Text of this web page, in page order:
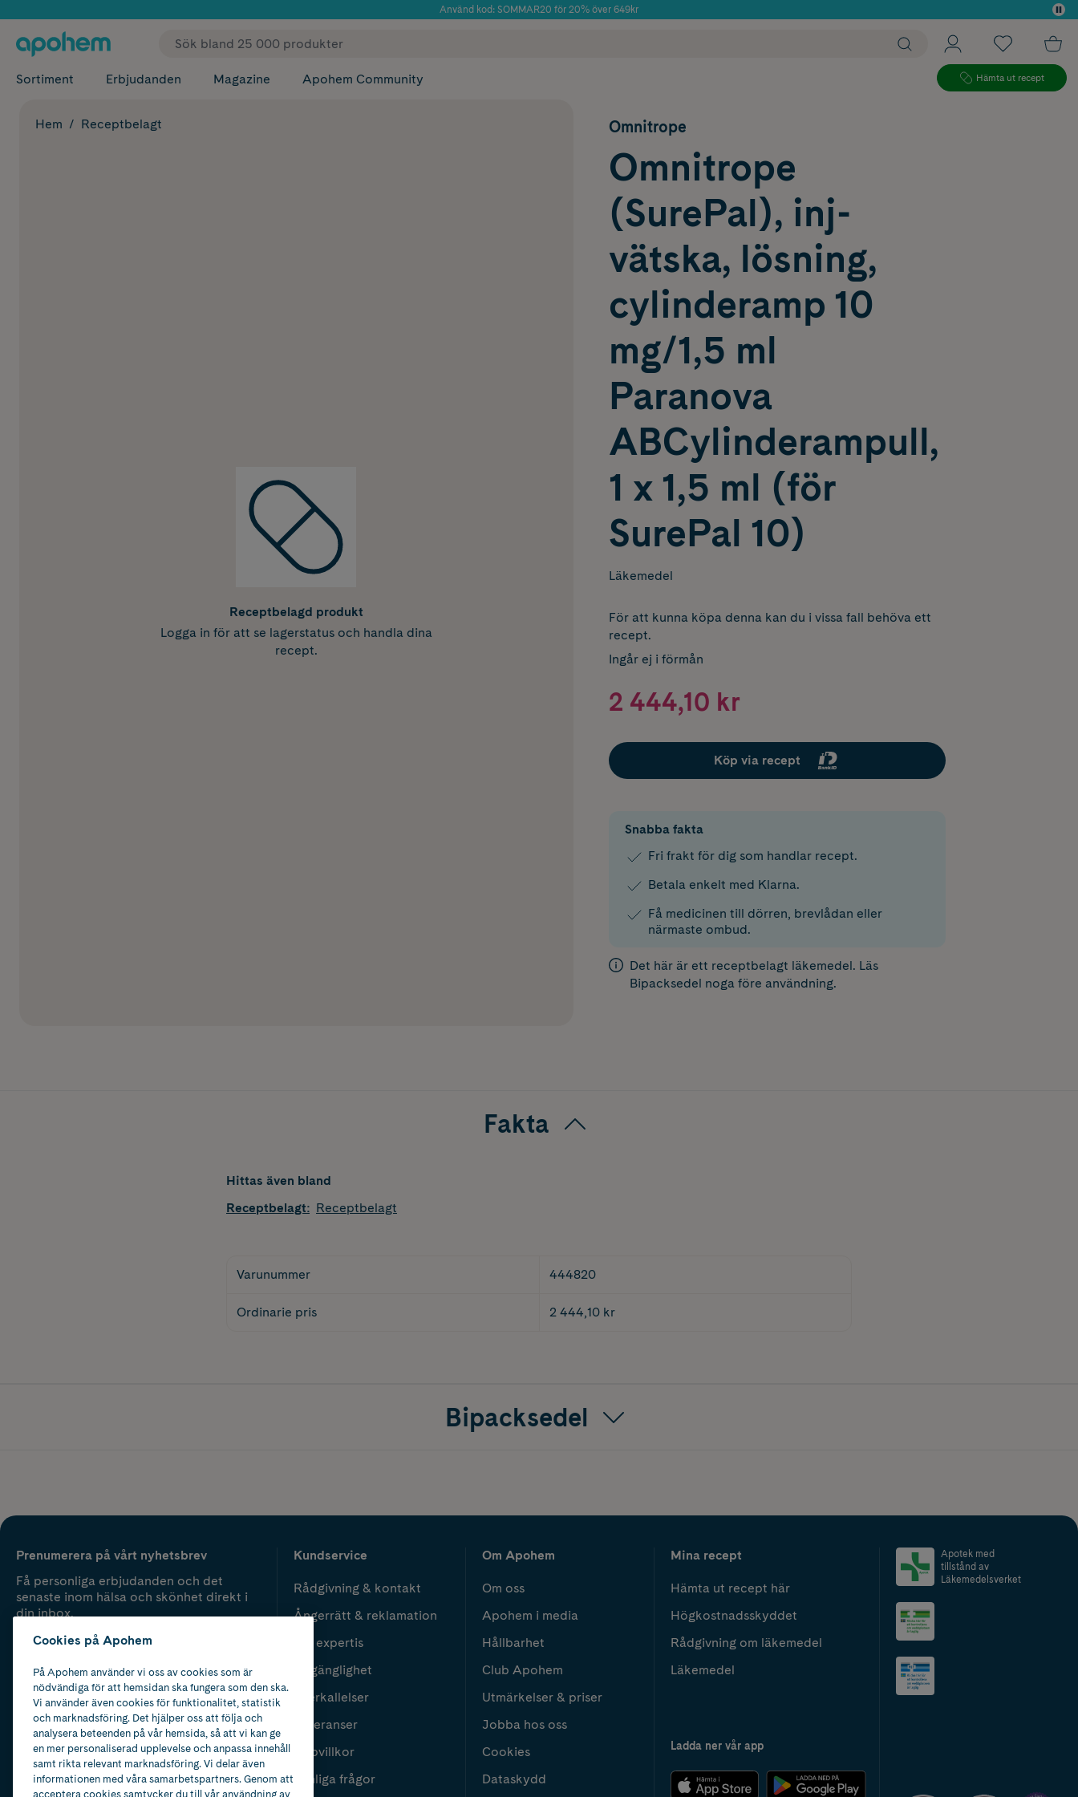
Använd kod: SOMMAR20 för 20% över 649kr
✓ Fri frakt
Sortiment Erbjudanden Magazine Apohem Community Hämta ut recept
Hem Receptbelagt
Receptbelagd produkt
Logga in för att se lagerstatus och handla dina
recept.
Omnitrope
Omnitrope
(SurePal), inj-
vätska, lösning,
cylinderamp 10
mg/1,5 ml
Paranova
ABCylinderampull,
1 x 1,5 ml (för
SurePal 10)
Läkemedel
För att kunna köpa denna kan du i vissa fall behöva ett
recept.
Ingår ej i förmån
2 444,10 kr
Köp via recept
Snabba fakta
Fri frakt för dig som handlar recept.
Betala enkelt med Klarna.
Få medicinen till dörren, brevlådan eller
närmaste ombud.
Det här är ett receptbelagt läkemedel. Läs
Bipacksedel noga före användning.
Fakta
Hittas även bland
Receptbelagt: Receptbelagt
Varunummer 444820
Ordinarie pris 2 444,10 kr
Bipacksedel
Prenumerera på vårt nyhetsbrev
Få personliga erbjudanden och det
senaste inom hälsa och skönhet direkt i
din inbox.
Kundservice
Rådgivning & kontakt
Ångerrätt & reklamation
Vår expertis
Tillgänglighet
Återkallelser
Leveranser
Köpvillkor
Vanliga frågor
Om Apohem
Om oss
Apohem i media
Hållbarhet
Club Apohem
Utmärkelser & priser
Jobba hos oss
Cookies
Dataskydd
Mina recept
Hämta ut recept här
Högkostnadsskyddet
Rådgivning om läkemedel
Läkemedel
Ladda ner vår app
Apotek med
tillstånd av
Läkemedelsverket
Cookies på Apohem
På Apohem använder vi oss av cookies som är
nödvändiga för att hemsidan ska fungera som den ska.
Vi använder även cookies för funktionalitet, statistik
och marknadsföring. Det hjälper oss att följa och
analysera beteenden på vår hemsida, så att vi kan ge
en mer personaliserad upplevelse och anpassa innehåll
samt rikta relevant marknadsföring. Vi delar även
informationen med våra samarbetspartners. Genom att
acceptera cookies samtycker du till vår användning av